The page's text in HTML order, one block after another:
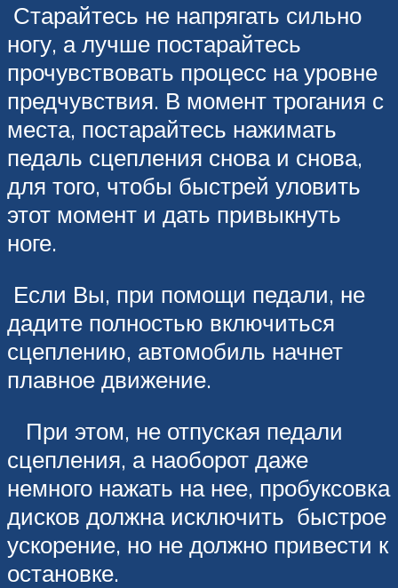
Старайтесь не напрягать сильно
ногу, а лучше постарайтесь
прочувствовать процесс на уровне
предчувствия. В момент трогания с
места, постарайтесь нажимать
педаль сцепления снова и снова,
для того, чтобы быстрей уловить
этот момент и дать привыкнуть
ноге.
Если Вы, при помощи педали, не
дадите полностью включиться
сцеплению, автомобиль начнет
плавное движение.
При этом, не отпуская педали
сцепления, а наоборот даже
немного нажать на нее, пробуксовка
дисков должна исключить быстрое
ускорение, но не должно привести к
остановке.